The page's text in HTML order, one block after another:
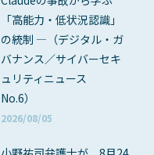
「高能力・低状況認識」
の統制 ―（デジタル・ガ
バナンス／サイバーセキ
ュリティニュース
No.6）
2026/08/05